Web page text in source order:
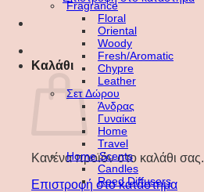
Καλάθι
Κανένα προϊόν στο καλάθι σας.
Επιστροφή στο κατάστημα
Fragrance
Floral
Oriental
Woody
Fresh/Aromatic
Chypre
Leather
Σετ Δώρου
Άνδρας
Γυναίκα
Home
Travel
Home Scents
Candles
Reed Diffusers